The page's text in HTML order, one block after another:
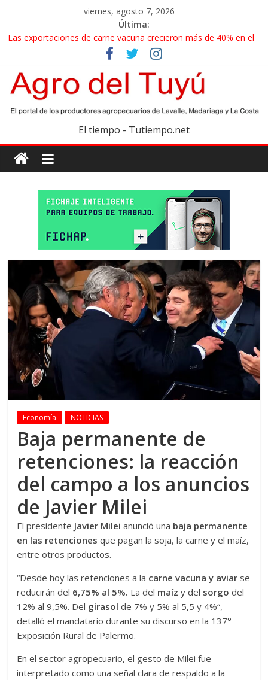
viernes, agosto 7, 2026
Última:
Las exportaciones de carne vacuna crecieron más de 40% en el
La miel, un motor de las economías regionales que enfrenta
nuevos desafíos para exportar
El gobierno bonaerense realizará un censo para actualizar el
mapa de la producción hortiflorícola
Las exportaciones agroindustriales anotaron un récord histórico
en el primer semestre
Maíz: estiman una cosecha récord de 71,5 millones de toneladas
El tiempo - Tutiempo.net
Economía NOTICIAS
Baja permanente de
retenciones: la reacción
del campo a los anuncios
de Javier Milei
El presidente Javier Mileianunció una baja permanente
en las retenciones que pagan la soja, la carne y el maíz,
entre otros productos.
“Desde hoy las retenciones a la carne vacuna y aviar se
reducirán del 6,75% al 5%. La del maíz y del sorgodel
12% al 9,5%. Del girasol de 7% y 5% al 5,5 y 4%“,
detalló el mandatario durante su discurso en la 137°
Exposición Rural de Palermo.
En el sector agropecuario, el gesto de Milei fue
interpretado como una señal clara de respaldo a la